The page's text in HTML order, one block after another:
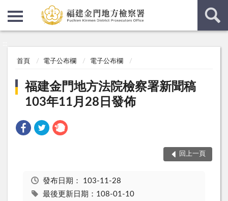
首頁 電子公布欄 電子公布欄
福建金門地方法院檢察署新聞稿
103年11月28日發佈
回上一頁
發布日期： 103-11-28
最後更新日期：108-01-10